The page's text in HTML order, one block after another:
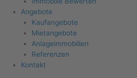
Angebote
Kaufangebote
Mietangebote
Anlageimmobilien
Referenzen
Kontakt